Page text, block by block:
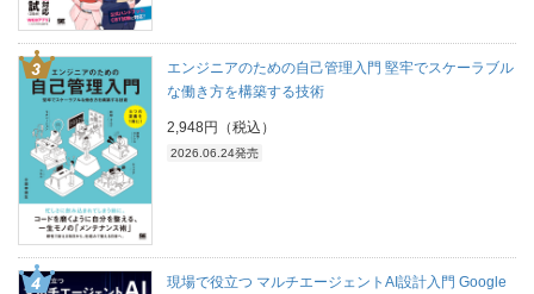
エンジニアのための自己管理入門 堅牢でスケーラブル
な働き方を構築する技術
2,948円（税込）
2026.06.24発売
現場で役立つ マルチエージェントAI設計入門 Google